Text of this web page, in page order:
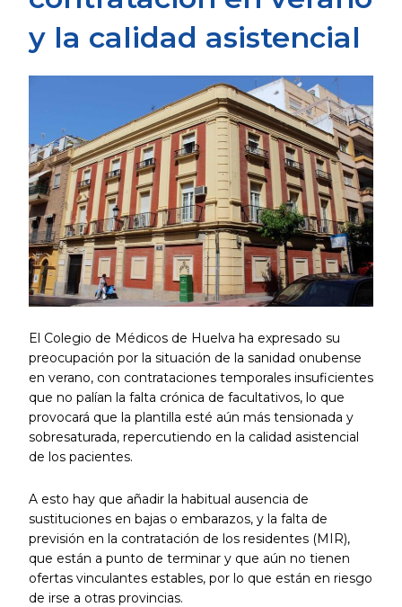
y la calidad asistencial
El Colegio de Médicos de Huelva ha expresado su
preocupación por la situación de la sanidad onubense
en verano, con contrataciones temporales insuficientes
que no palían la falta crónica de facultativos, lo que
provocará que la plantilla esté aún más tensionada y
sobresaturada, repercutiendo en la calidad asistencial
de los pacientes.
A esto hay que añadir la habitual ausencia de
sustituciones en bajas o embarazos, y la falta de
previsión en la contratación de los residentes (MIR),
que están a punto de terminar y que aún no tienen
ofertas vinculantes estables, por lo que están en riesgo
de irse a otras provincias.